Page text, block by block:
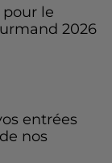
pour le
2026
entrées
nos